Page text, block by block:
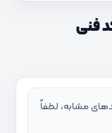
فنی
مشابه، لطفاً